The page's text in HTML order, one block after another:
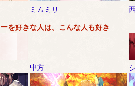
ミムミリ
を好きな人は、こんな人も好き
屮方